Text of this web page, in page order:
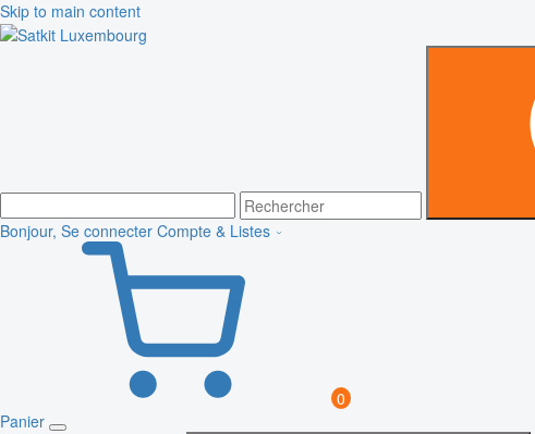
Skip to main content
Bonjour, Se connecter Compte & Listes
0
Panier